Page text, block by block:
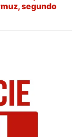
segundo